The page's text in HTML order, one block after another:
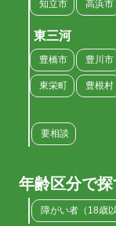
知立市 高浜市
東三河
豊橋市 豊川市
東栄町 豊根村
要相談
年齢区分で探
障がい者（18歳以